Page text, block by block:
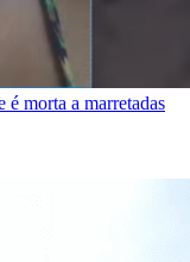
morta a marretadas